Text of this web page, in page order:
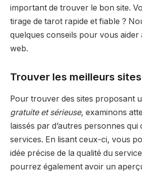
important de trouver le bon site.
tirage de tarot rapide et fiable ?
quelques conseils pour vous aider
web.
Trouver les meilleurs sites
Pour trouver des sites proposant
gratuite et sérieuse, examinons
laissés par d’autres personnes
services. En lisant ceux-ci, vous
idée précise de la qualité du
pourrez également avoir un